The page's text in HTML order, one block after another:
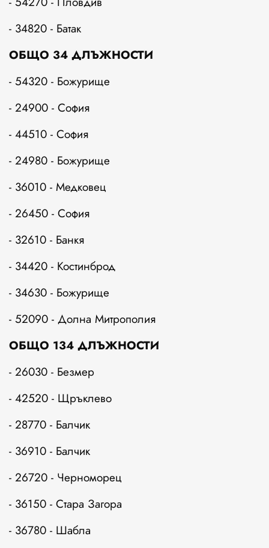
- 34820 - Батак
ОБЩО 34 ДЛЪЖНОСТИ
- 54320 - Божурище
- 24900 - София
- 44510 - София
- 24980 - Божурище
- 36010 - Медковец
- 26450 - София
- 32610 - Банкя
- 34420 - Костинброд
- 34630 - Божурище
- 52090 - Долна Митрополия
ОБЩО 134 ДЛЪЖНОСТИ
- 26030 - Безмер
- 42520 - Щръклево
- 28770 - Балчик
- 36910 - Балчик
- 26720 - Черноморец
- 36150 - Стара Загора
- 36780 - Шабла